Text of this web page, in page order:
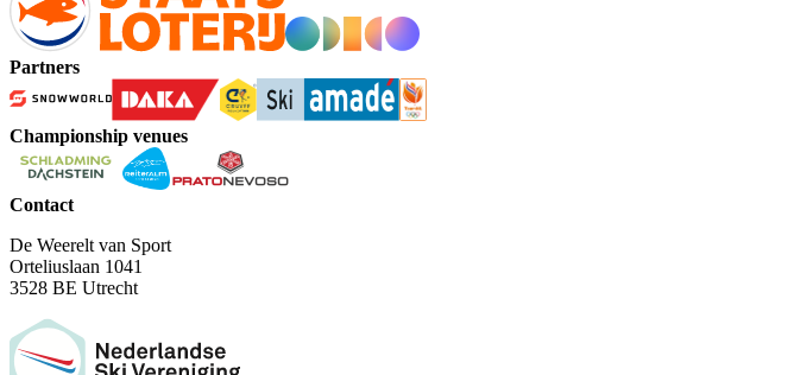
Partners
Championship venues
Contact
De Weerelt van Sport
Orteliuslaan 1041
3528 BE Utrecht